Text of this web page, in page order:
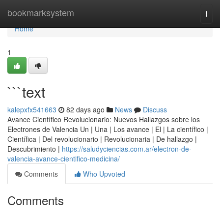
bookmarksystem
Home
Home
1
```text
kalepxfx541663 82 days ago News
Discuss
Avance Científico Revolucionario: Nuevos Hallazgos sobre los
Electrones de Valencia Un | Una | Los avance | El | La científico |
Científica | Del revolucionario | Revolucionaria | De hallazgo |
Descubrimiento | https://saludyciencias.com.ar/electron-de-
valencia-avance-cientifico-medicina/
Comments
Who Upvoted
Comments